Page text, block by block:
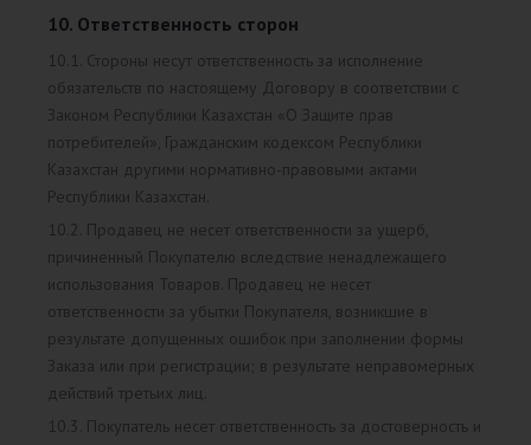
10. Ответственность сторон
10.1. Стороны несут ответственность за исполнение
обязательств по настоящему Договору в соответствии с
Законом Республики Казахстан «О Защите прав
потребителей», Гражданским кодексом Республики
Казахстан другими нормативно-правовыми актами
Республики Казахстан.
10.2. Продавец не несет ответственности за ущерб,
причиненный Покупателю вследствие ненадлежащего
использования Товаров. Продавец не несет
ответственности за убытки Покупателя, возникшие в
результате допущенных ошибок при заполнении формы
Заказа или при регистрации; в результате неправомерных
действий третьих лиц.
10.3. Покупатель несет ответственность за достоверность и